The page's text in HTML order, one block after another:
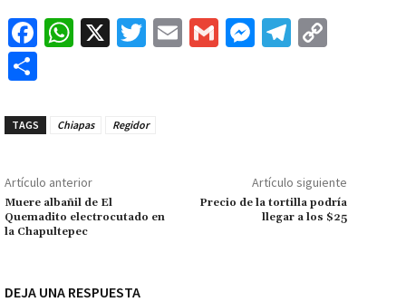
Fa
o
k
W
sA
p
X
T
er
E
G
M
r
Te
n
k
m
ar
tir
TAGS Chiapas Regidor
Artículo anterior
Muere albañil de El
Quemadito electrocutado en
la Chapultepec
Artículo siguiente
Precio de la tortilla podría
llegar a los $25
DEJA UNA RESPUESTA